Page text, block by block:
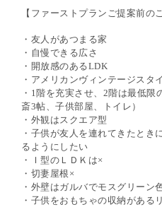
【ファーストプランご提案前の
・友人があつまる家
・自慢できる広さ
・開放感のあるLDK
・アメリカンヴィンテージスタ
・ 1 階を充実させ、 2階は最低限
斎3帖、子供部屋、トイレ）
・外観はスクエア型
・子供が友人を連れてきたとき
るようにしたい
・Ｉ型のＬＤＫは×
・切妻屋根×
・外壁はガルバでモスグリーン
・子供をおもちゃの収納がある